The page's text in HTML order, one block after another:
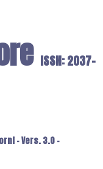
ISSN: 2037-
- Vers. 3.0 -